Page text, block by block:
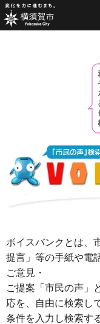
ボイスバンクとは、
提言」等の手紙や電
ご意見・
ご提案「市民の声」
応を、自由に検索し
条件を入力し検索す